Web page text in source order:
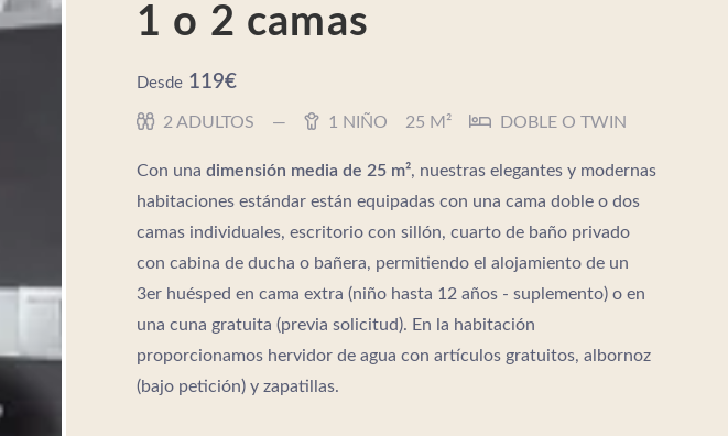
1 o 2 camas
Desde 119€
2 ADULTOS 1 NIÑO 25 M² DOBLE O TWIN
Con unadimensión media de 25 m², nuestras elegantes y modernas
habitaciones estándar están equipadas con una cama doble o dos
camas individuales, escritorio con sillón, cuarto de baño privado
con cabina de ducha o bañera, permitiendo el alojamiento de un
3er huésped en cama extra (niño hasta 12 años - suplemento) o en
una cuna gratuita (previa solicitud). En la habitación
proporcionamos hervidor de agua con artículos gratuitos, albornoz
(bajo petición) y zapatillas.